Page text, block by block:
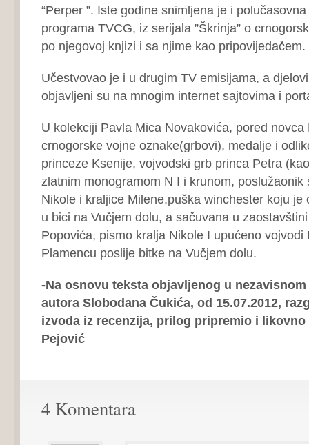
“Perper ”. Iste godine snimljena je i
programa TVCG, iz serijala ”Škrinja” o
po njegovoj knjizi i sa njime kao pripovijedačem.
Učestvovao je i u drugim TV emisijama, a
objavljeni su na mnogim internet sajtovima i
U kolekciji Pavla Mica Novakovića, pored novca
crnogorske vojne oznake(grbovi), medalje i
princeze Ksenije, vojvodski grb princa Petra
zlatnim monogramom N I i krunom, poslužaonik
Nikole i kraljice Milene,puška winchester koju je
u bici na Vučjem dolu, a sačuvana u
Popovića, pismo kralja Nikole I upućeno vojvodi
Plamencu poslije bitke na Vučjem dolu.
-Na osnovu teksta objavljenog u
autora Slobodana Čukića, od 15.07.2012,
izvoda iz recenzija, prilog pripremio i likovno
Pejović
4 Komentara